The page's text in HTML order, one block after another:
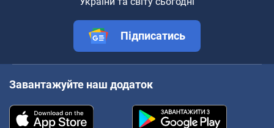
Підписатись
Завантажуйте наш додаток